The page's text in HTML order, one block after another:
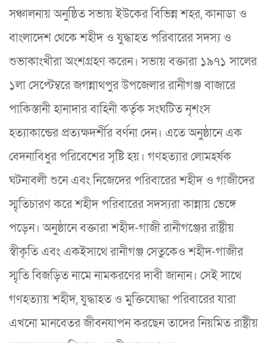
সঞ্চালনায় অনুষ্ঠিত সভায় ইউকের বিভিন্ন শহর, কানাডা ও
বাংলাদেশ থেকে শহীদ ও যুদ্ধাহত পরিবারের সদস্য ও
শুভাকাংখীরা অংশগ্রহণ করেন। সভায় বক্তারা ১৯৭১ সালের
১লা সেপ্টেম্বরে জগন্নাথপুর উপজেলার রানীগঞ্জ বাজারে
পাকিস্তানী হানাদার বাহিনী কর্তৃক সংঘটিত নৃশংস
হত্যাকান্ডের প্রত্যক্ষদর্শীর বর্ণনা দেন। এতে অনুষ্ঠানে এক
বেদনাবিধুর পরিবেশের সৃষ্টি হয়। গণহত্যার লোমহর্ষক
ঘটনাবলী শুনে এবং নিজেদের পরিবারের শহীদ ও গাজীদের
স্মৃতিচারণ করে শহীদ পরিবারের সদস্যরা কান্নায় ভেঙ্গে
পড়েন। অনুষ্ঠানে বক্তারা শহীদ-গাজী রানীগঞ্জের রাষ্ট্রীয়
স্বীকৃতি এবং একইসাথে রানীগঞ্জ সেতুকেও শহীদ-গাজীর
স্মৃতি বিজড়িত নামে নামকরণের দাবী জানান। সেই সাথে
গণহত্যায় শহীদ, যুদ্ধাহত ও মুক্তিযোদ্ধা পরিবারের যারা
এখনো মানবেতর জীবনযাপন করছেন তাদের নিয়মিত রাষ্ট্রীয়